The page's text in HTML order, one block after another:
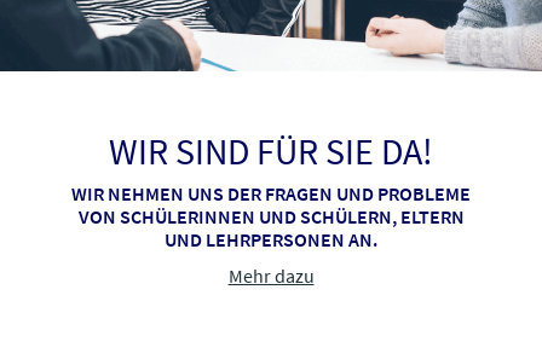
WIR SIND FÜR SIE DA!
WIR NEHMEN UNS DER FRAGEN UND PROBLEME
VON SCHÜLERINNEN UND SCHÜLERN, ELTERN
UND LEHRPERSONEN AN.
Mehr dazu